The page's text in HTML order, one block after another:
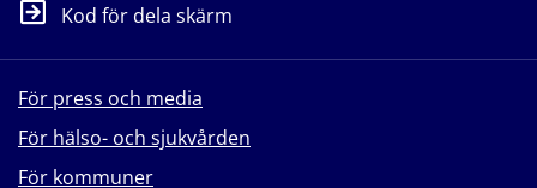
Kod för dela skärm
För press och media
För hälso- och sjukvården
För kommuner